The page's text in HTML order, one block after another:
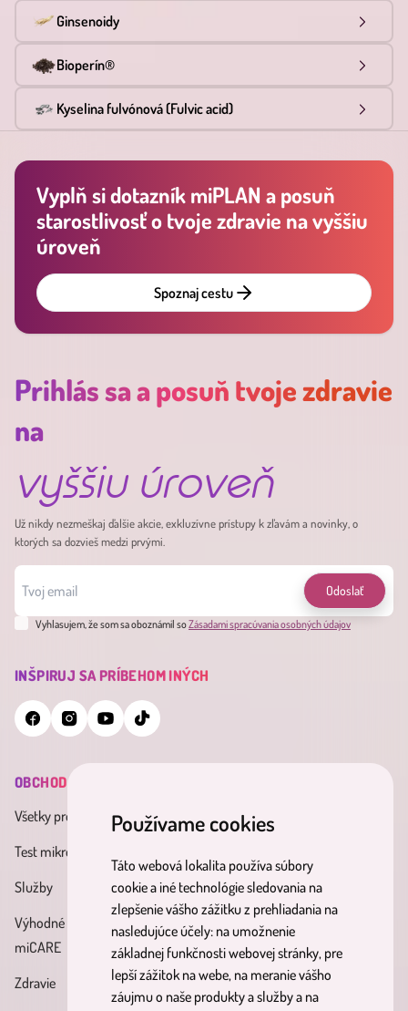
Používame cookies
Táto webová lokalita používa súbory
cookie a iné technológie sledovania na
zlepšenie vášho zážitku z prehliadania na
nasledujúce účely: na umožnenie
základnej funkčnosti webovej stránky, pre
lepší zážitok na webe, na meranie vášho
záujmu o naše produkty a služby a na
Ginsenoidy
Bioperín®
Kyselina fulvónová (Fulvic acid)
Vyplň si dotazník miPLAN a posuň
starostlivosť o tvoje zdravie na vyššiu
úroveň
Spoznaj cestu
Prihlás sa a posuň tvoje zdravie
na
vyššiu úroveň
Už nikdy nezmeškaj ďalšie akcie, exkluzívne prístupy k zľavám a novinky, o
ktorých sa dozvieš medzi prvými.
Odoslať
Vyhlasujem, že som sa oboznámil soZásadami spracúvania osobných údajov
INŠPIRUJ SA PRÍBEHOM INÝCH
OBCHOD
Všetky produkty
Test mikrobiómu
Služby
Výhodné balíky
miCARE
Zdravie
Všeobecné obchodné
Zásady spracúvania osobných
údajov
Reklamačný poriadok
Poučenie o právach
dotknutých osôb
Účinné látky
Partnerský
program